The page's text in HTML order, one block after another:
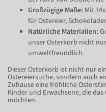
Großzügige Maße: Mit
für Ostereier,
Natürliche Materialien:
unser Osterkorb nicht
umweltfreundlich.
Dieser Osterkorb ist nicht nur
Ostereiersuche, sondern auch
Zuhause eine fröhliche
Kinder und Erwachsene, die
möchten.